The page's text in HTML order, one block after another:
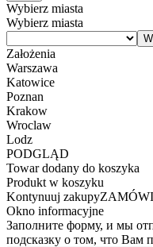
Wybierz miasta
Wybierz miasta
Założenia
Warszawa
Katowice
Poznan
Krakow
Wroclaw
Lodz
PODGLĄD
Towar dodany do koszyka
Produkt w koszyku
Kontynuuj zakupy
Okno informacyjne
Заполните форму, и мы
подсказку о том, что Вам